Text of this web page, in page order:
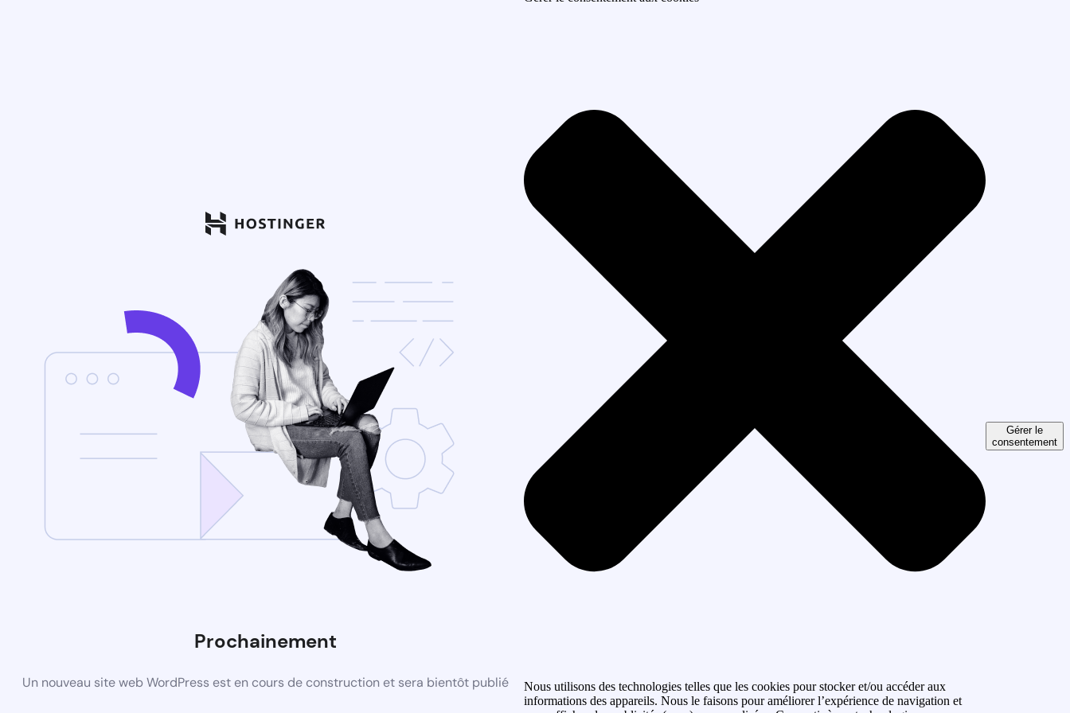
Prochainement
Un nouveau site web WordPress est en cours de construction et sera bientôt publié
Nous utilisons des technologies telles que les cookies pour stocker et/ou accéder aux
informations des appareils. Nous le faisons pour améliorer l’expérience de navigation et
Gérer le
consentement